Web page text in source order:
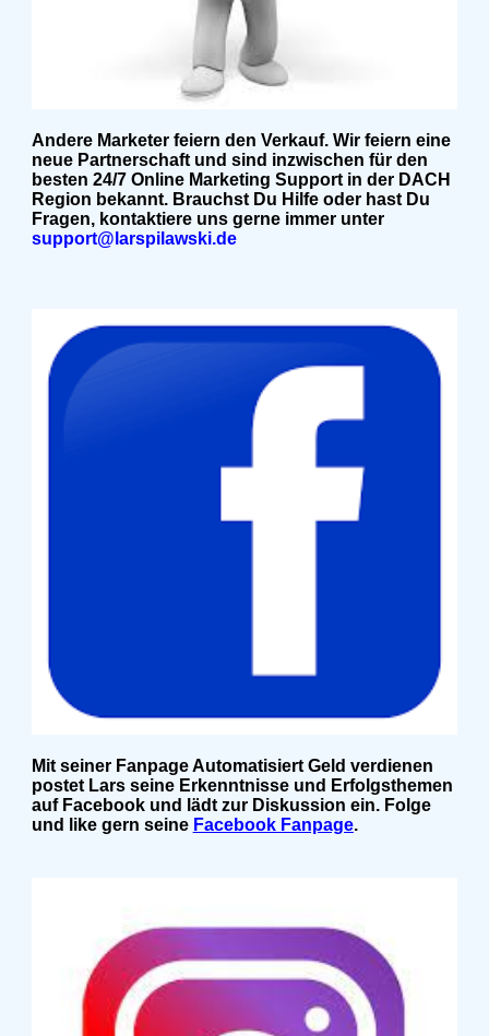
Andere Marketer feiern den Verkauf. Wir feiern eine
neue Partnerschaft und sind inzwischen für den
besten 24/7 Online Marketing Support in der DACH
Region bekannt. Brauchst Du Hilfe oder hast Du
Fragen, kontaktiere uns gerne immer unter
support@larspilawski.de
Mit seiner Fanpage Automatisiert Geld verdienen
postet Lars seine Erkenntnisse und Erfolgsthemen
auf Facebook und lädt zur Diskussion ein. Folge
und like gern seine Facebook Fanpage.